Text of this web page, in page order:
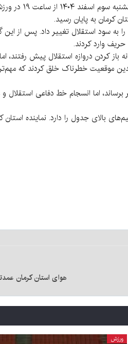
به گزارش کرمان نو، در چارچوب هفته بیست و دوم
کرمان به پایان رسید.
بازی را به سود استقلال تغییر داد. پس از
وارد کردند.
کردن دروازه استقلال پیش رفتند،
موقعیت خطرناک خلق کردند که
اما انسجام خط دفاعی استقلال
بالای جدول را دارد. نماینده استان
هوای استان کرمان
ورزش